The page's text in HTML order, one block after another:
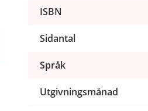
ISBN
Sidantal
Språk
Utgivningsmånad